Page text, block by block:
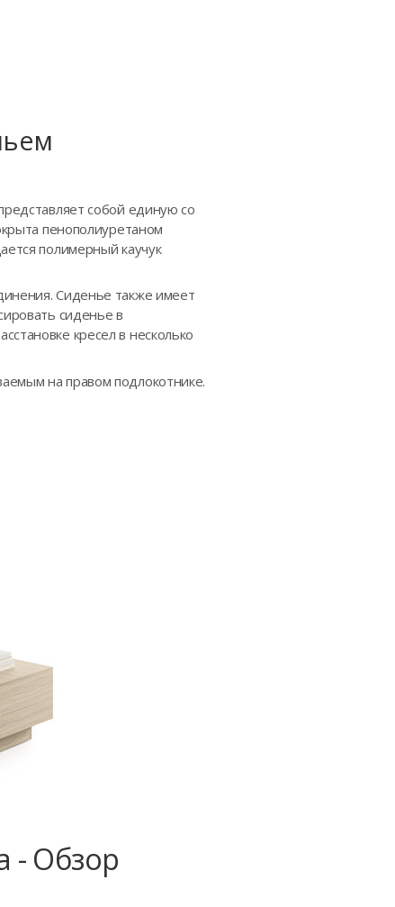
собой единую со
пенополиуретаном
полимерный каучук
Сиденье также имеет
сиденье в
кресел в несколько
на правом подлокотнике.
- Обзор